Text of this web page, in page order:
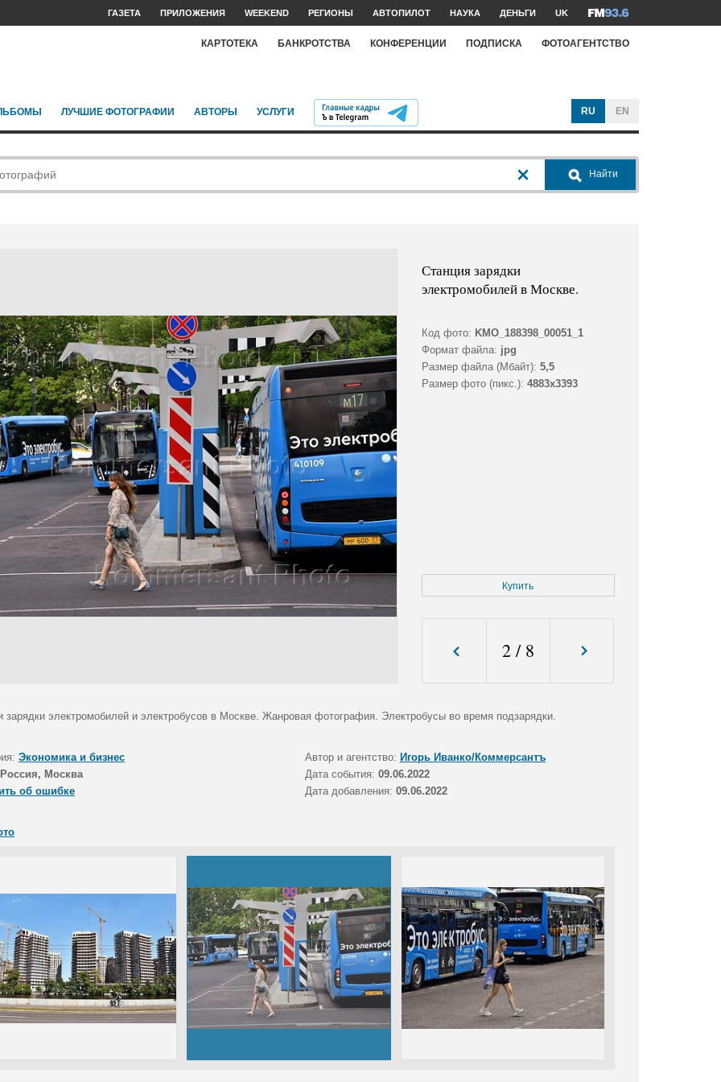
ГАЗЕТА ПРИЛОЖЕНИЯ WEEKEND РЕГИОНЫ АВТОПИЛОТ НАУКА ДЕНЬГИ UK
КАРТОТЕКА БАНКРОТСТВА КОНФЕРЕНЦИИ ПОДПИСКА ФОТОАГЕНТСТВО
ЛУЧШИЕ ФОТОГРАФИИ АВТОРЫ УСЛУГИ RU EN
Найти
Станция зарядки
электромобилей в Москве.
Код фото: KMO_188398_00051_1
Формат файла: jpg
Размер файла (Мбайт): 5,5
Размер фото (пикс.): 4883x3393
Купить
2/ 8
зарядки электромобилей и электробусов в Москве. Жанровая фотография. Электробусы во время подзарядки.
Экономика и бизнес Автор и агентство: Игорь Иванко/Коммерсантъ
Россия, Москва Дата события: 09.06.2022
об ошибке
Дата добавления: 09.06.2022